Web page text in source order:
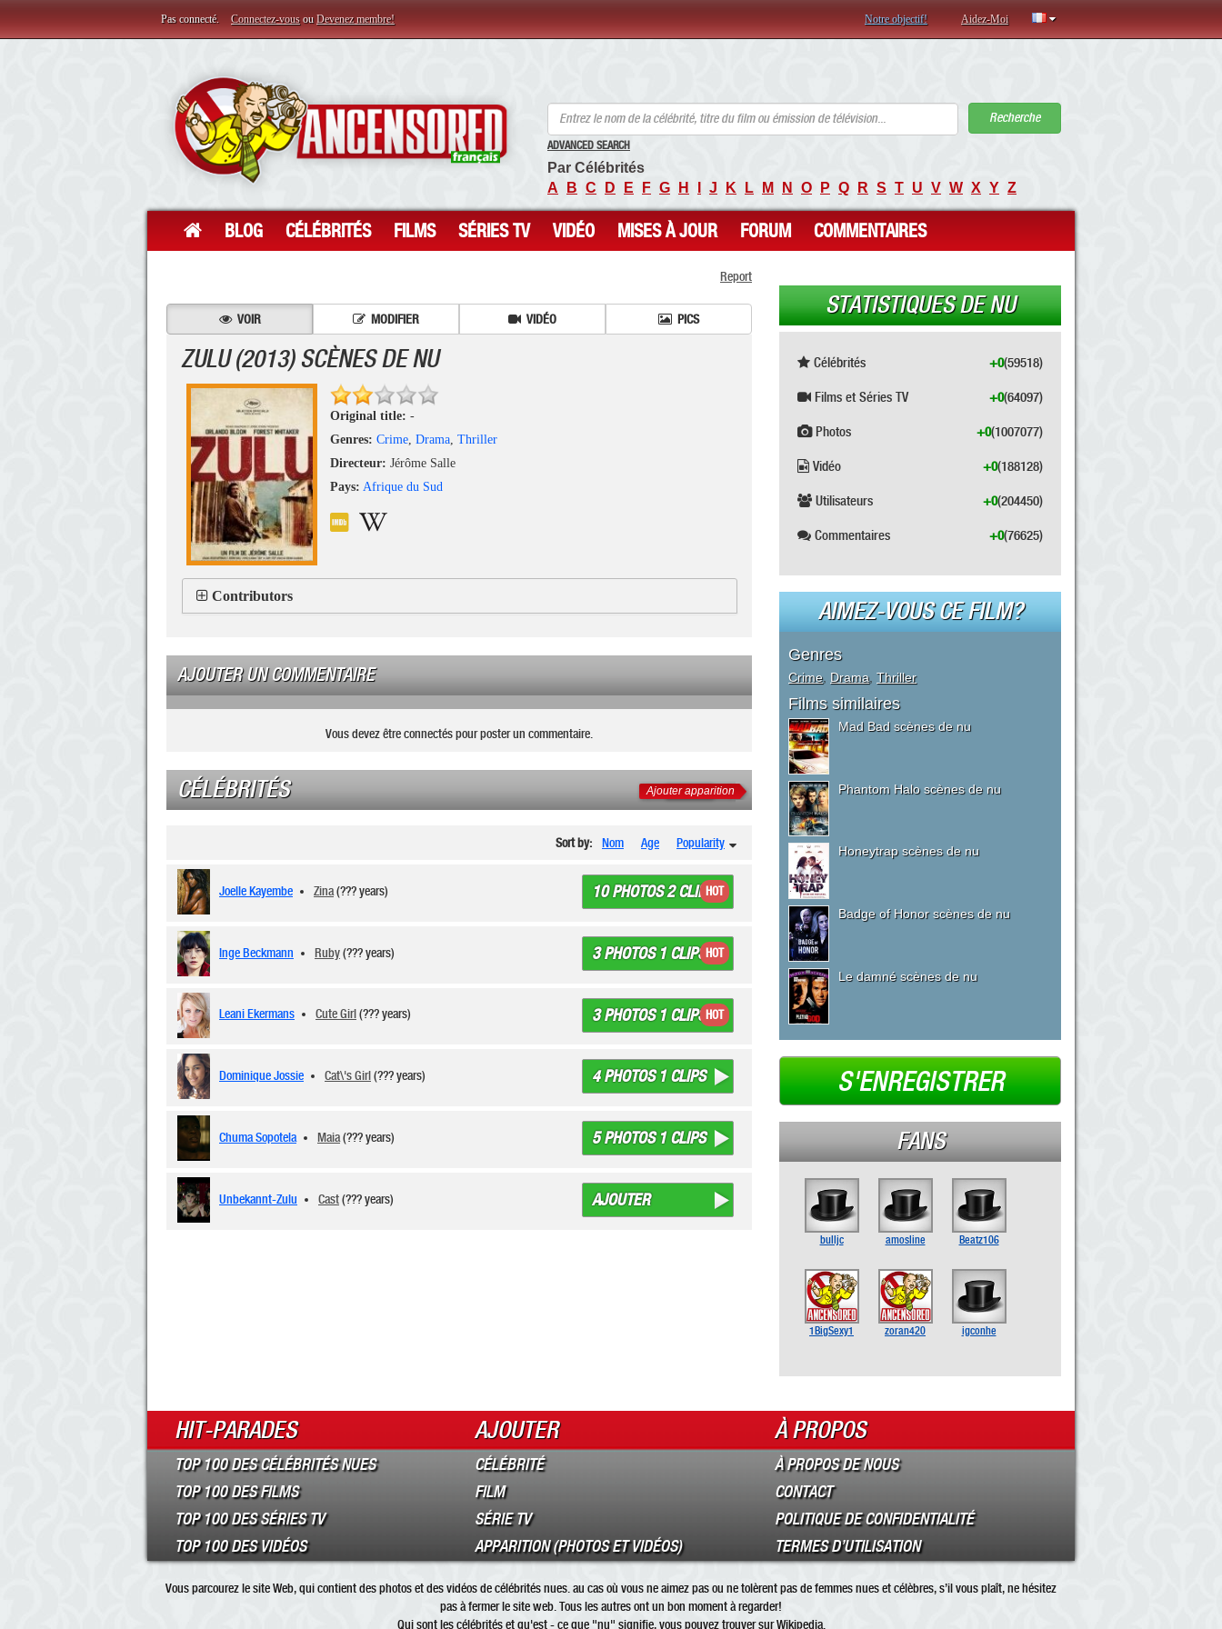
Pas connecté. Connectez-vous ou Devenez membre! Notre objectif! Aidez-Moi
Recherche
ADVANCED SEARCH
Par Célébrités
A
B C D E F G H J K L M N O P Q R S T U V W X Y Z
BLOG CÉLÉBRITÉS FILMS SÉRIES TV VIDÉO MISES À JOUR FORUM COMMENTAIRES
Report
VOIR MODIFIER VIDÉO PICS
ZULU (2013) SCÈNES DE NU
Original title: -
Genres: Crime, Drama, Thriller
Directeur: Jérôme Salle
Pays: Afrique du Sud
Contributors
AJOUTER UN COMMENTAIRE
Vous devez être connectés pour poster un commentaire.
CÉLÉBRITÉS Ajouter apparition
Sort by: Nom Age Popularity
Joelle Kayembe Zina(??? years) 10 PHOTOS 2 CLIPSHOT
Inge Beckmann Ruby(??? years) 3 PHOTOS 1 CLIPS HOT
Leani Ekermans Cute Girl(??? years) 3 PHOTOS 1 CLIPS HOT
Dominique Jossie Cat\'s Girl(??? years) 4 PHOTOS 1 CLIPS
Chuma Sopotela Maia(??? years) 5 PHOTOS 1 CLIPS
Unbekannt-Zulu Cast(??? years) AJOUTER
STATISTIQUES DE NU
Célébrités (59518)
+0
Films et Séries TV (64097)
+0
Photos (1007077)
+0
Vidéo (188128)
+0
Utilisateurs (204450)
+0
Commentaires (76625)
+0
AIMEZ-VOUS CE FILM?
Genres
Crime, Drama Thriller
Films similaires
Mad Bad scènes de nu
Phantom Halo scènes de nu
Honeytrap scènes de nu
Badge of Honor scènes de nu
Le damné scènes de nu
S'ENREGISTRER
FANS
bulljc amosline Beatz106
1BigSexy1 zoran420 igconhe
HIT-PARADES
TOP 100 DES CÉLÉBRITÉS NUES
TOP 100 DES FILMS
TOP 100 DES SÉRIES TV
TOP 100 DES VIDÉOS
AJOUTER
CÉLÉBRITÉ
FILM
SÉRIE TV
APPARITION (PHOTOS ET VIDÉOS)
À PROPOS
À PROPOS DE NOUS
CONTACT
POLITIQUE DE CONFIDENTIALITÉ
TERMES D’UTILISATION
Vous parcourez le site Web, qui contient des photos et des vidéos de célébrités nues. au cas où vous ne aimez pas ou ne tolèrent pas de femmes nues et célèbres, s’il vous plaît, ne hésitez
pas à fermer le site web. Tous les autres ont un bon moment à regarder!
Qui sont lescélébritéset qu'est - ce que "nu" signifie, vous pouvez trouver sur Wikipedia.